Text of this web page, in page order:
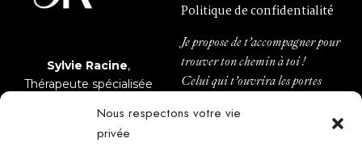
Nous respectons votre vie
privée
Sylvie Racine,
Thérapeute spécialisée
Politique de confidentialité
Je propose de t’accompagner pour
trouver ton chemin à toi !
Celui qui t’ouvrira les portes